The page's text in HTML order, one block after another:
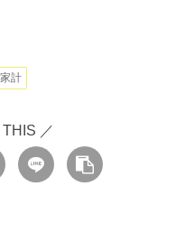
家計
／